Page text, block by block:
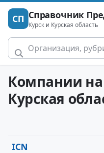
СП Справочник
Курск и Курская область
Компании
Курская
ICN